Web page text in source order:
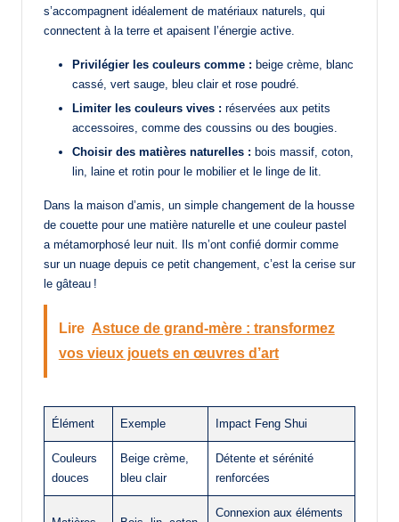
s’accompagnent idéalement de matériaux naturels, qui
connectent à la terre et apaisent l’énergie active.
Privilégier les couleurs comme : beige crème, blanc
cassé, vert sauge, bleu clair et rose poudré.
Limiter les couleurs vives : réservées aux petits
accessoires, comme des coussins ou des bougies.
Choisir des matières naturelles : bois massif, coton,
lin, laine et rotin pour le mobilier et le linge de lit.
Dans la maison d’amis, un simple changement de la housse
de couette pour une matière naturelle et une couleur pastel
a métamorphosé leur nuit. Ils m’ont confié dormir comme
sur un nuage depuis ce petit changement, c’est la cerise sur
le gâteau !
Lire Astuce de grand-mère : transformez
vos vieux jouets en œuvres d’art
Élément Exemple Impact Feng Shui
Couleurs
douces
Beige crème,
bleu clair
Détente et sérénité
renforcées
Connexion aux éléments